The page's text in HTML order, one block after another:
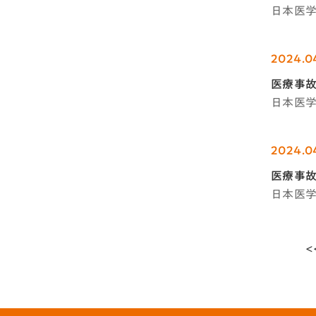
日本医
医療事
日本医
医療事
日本医